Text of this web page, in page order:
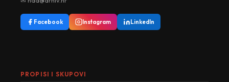
Facebook Instagram LinkedIn
PROPISI I SKUPOVI